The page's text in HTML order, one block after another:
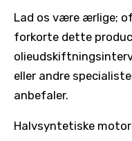
Lad os være ærlige;
forkorte dette
eller andre
anbefaler.
Halvsyntetiske